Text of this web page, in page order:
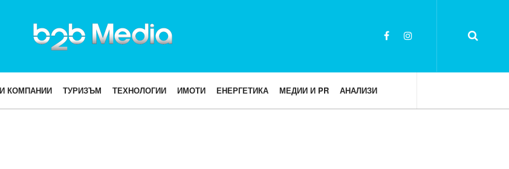
КОМПАНИИ ТУРИЗЪМ ТЕХНОЛОГИИ ИМОТИ ЕНЕРГЕТИКА МЕДИИ И PR АНАЛИЗИ